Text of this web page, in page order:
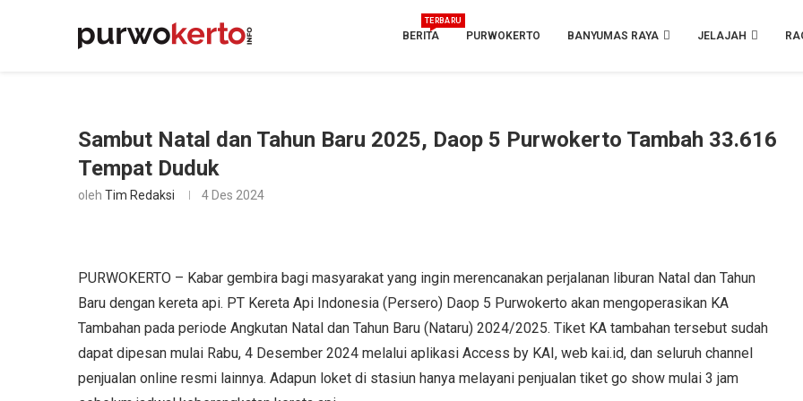
BERITA
TERBARU
PURWOKERTO BANYUMAS RAYA JELAJAH
Sambut Natal dan Tahun Baru 2025, Daop 5 Purwokerto Tambah 33.616
Tempat Duduk
oleh Tim Redaksi 4 Des 2024
PURWOKERTO – Kabar gembira bagi masyarakat yang ingin merencanakan perjalanan liburan Natal dan Tahun
Baru dengan kereta api. PT Kereta Api Indonesia (Persero) Daop 5 Purwokerto akan mengoperasikan KA
Tambahan pada periode Angkutan Natal dan Tahun Baru (Nataru) 2024/2025. Tiket KA tambahan tersebut sudah
dapat dipesan mulai Rabu, 4 Desember 2024 melalui aplikasi Access by KAI, web kai.id, dan seluruh channel
penjualan online resmi lainnya. Adapun loket di stasiun hanya melayani penjualan tiket go show mulai 3 jam